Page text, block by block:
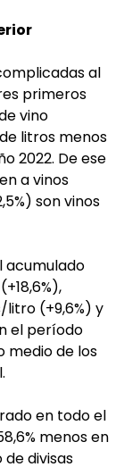
al
primeros
vino
litros menos
2022. De ese
a vinos
son vinos
acumulado
litro (+9,6%) y
el período
medio de los
en todo el
menos en
de divisas